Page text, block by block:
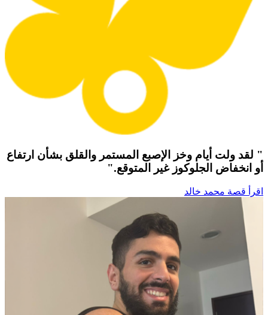
" لقد ولت أيام وخز الإصبع المستمر والقلق بشأن ارتفاع
أو انخفاض الجلوكوز غير المتوقع."
اقرأ قصة محمد خالد